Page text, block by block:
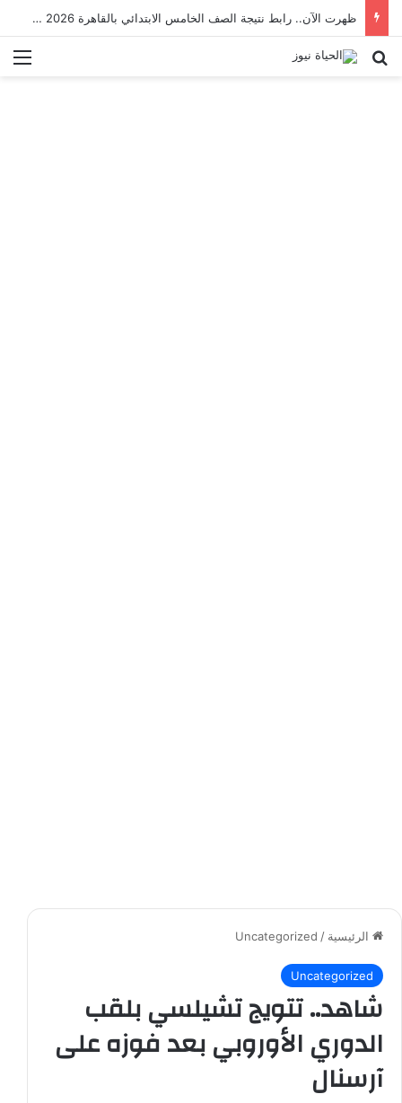
ظهرت الآن.. رابط نتيجة الصف الخامس الابتدائي بالقاهرة 2026 بالرقم القومي
بحث عن
الرئيسية /
Uncategorized
Uncategorized
شاهد.. تتويج تشيلسي بلقب
الدوري الأوروبي بعد فوزه على
آرسنال